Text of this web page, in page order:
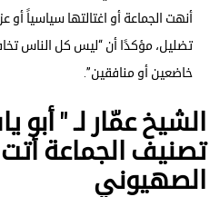
أنهت الجماعة أو اغتالتها سياسياً
تضليل، مؤكدًا أن “ليس كل الناس
خاضعين أو منافقين”.
الشيخ عمّار لـ " أبو
تصنيف الجماعة
الصهيوني